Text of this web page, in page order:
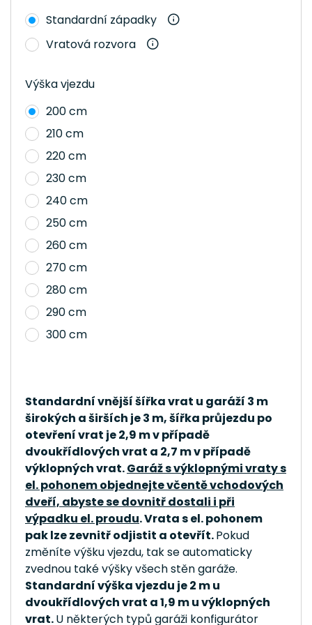
Standardní západky
Vratová rozvora
Výška vjezdu
200 cm
210 cm
220 cm
230 cm
240 cm
250 cm
260 cm
270 cm
280 cm
290 cm
300 cm
Standardní vnější šířka vrat u garáží 3 m
širokých a širších je 3 m, šířka průjezdu po
otevření vrat je 2,9 m v případě
dvoukřídlových vrat a 2,7 m v případě
výklopných vrat.Garáž s výklopnými vraty s
el. pohonem objednejte včentě vchodových
dveří, abyste se dovnitř dostali i při
výpadku el. proudu. Vrata s el. pohonem
pak lze zevnitř odjistit a otevřít.Pokud
změníte výšku vjezdu, tak se automaticky
zvednou také výšky všech stěn garáže.
Standardní výška vjezdu je 2 m u
dvoukřídlových vrat a 1,9 m u výklopných
vrat.U některých typů garáži konfigurátor